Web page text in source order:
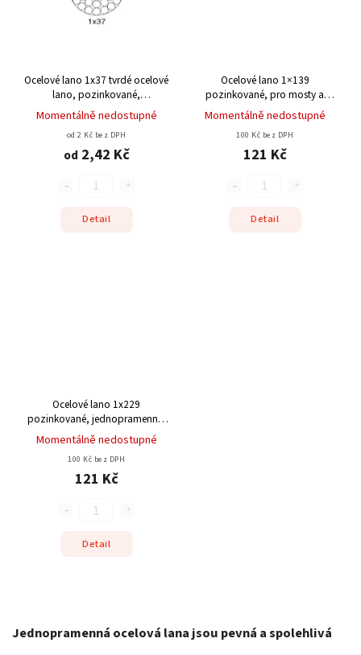
Ocelové lano 1x37tvrdé ocelové
lano, pozinkované,
jednopramenné, statické lano
Momentálně nedostupné
od 2 Kč bez DPH
od 2,42 Kč
Detail
Ocelové lano 1×139
pozinkované, pro mosty a
průmysl
Momentálně nedostupné
100 Kč bez DPH
121 Kč
Detail
Ocelové lano 1x229
pozinkované, jednopramenné,
pro technické účely, mosty
Momentálně nedostupné
100 Kč bez DPH
121 Kč
Detail
Jednopramenná ocelová lana jsou pevná a spolehlivá